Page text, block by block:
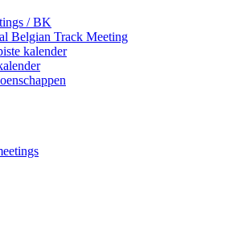
/ BK
Belgian Track Meeting
kalender